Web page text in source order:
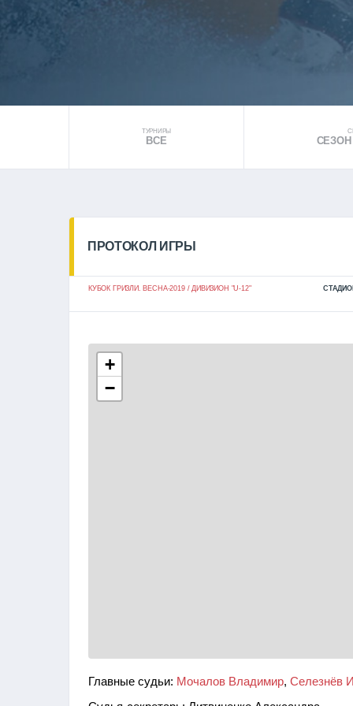
ТУРНИРЫ
ВСЕ СЕЗОН
ПРОТОКОЛ ИГРЫ
КУБОК ГРИЗЛИ. ВЕСНА-2019 / ДИВИЗИОН "U-12"
+
−
Главные судьи: Мочалов Владимир, Селезнёв